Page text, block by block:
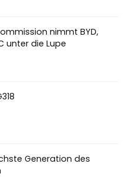
nimmt BYD,
unter die Lupe
Generation des